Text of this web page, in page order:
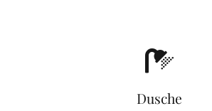
Dusche